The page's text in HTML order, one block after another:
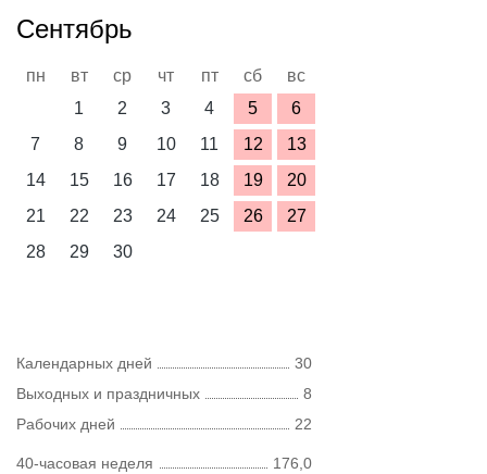
Сентябрь
пн вт ср чт пт сб
вс
1
2 3 4 5
6
7
8 9 10 11 12
13
14
15 16 17 18 19
20
21
22 23 24 25 26
27
28
29 30
Календарных дней
30
Выходных и праздничных
8
Рабочих дней
22
40-часовая неделя
176,0